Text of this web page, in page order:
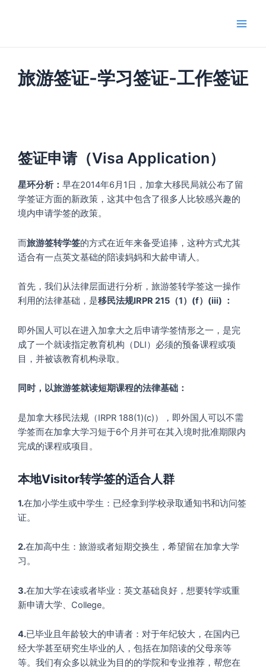
旅游签证-学习签证-工作签证
签证申请（Visa Application）
星环分析： 早在2014年6月1日，加拿大移民局就公布了留
学签证方面的新政策，这其中包含了很多人比较感兴趣的
境内申请学签的政策。
而旅游签转学签的方式在近年来备受追捧，这种方式尤其
适合有一点英文基础的陪读妈妈和大龄申请人。
首先，我们从法律层面进行分析，旅游签转学签这一操作
利用的法律基础，是移民法规IRPR 215（1）(f）(iii) ：
即外国人可以在进入加拿大之后申请学签情形之一，是完
成了一个就读指定教育机构（DLI）必须的预备课程或项
目，并被该教育机构录取。
同时，以旅游签就读短期课程的法律基础：
是加拿大移民法规（IRPR 188(1)(c)），即外国人可以不需
学签而在加拿大学习短于6个月并可在其入境时批准期限内
完成的课程或项目。
本地Visitor转学签的适合人群
1.在加小学生或中学生：已经拿到学校录取通知书和访问签
证。
2.在加高中生：旅游或者短期交换生，希望留在加拿大学
习。
3.在加大学在读或者毕业：英文基础良好，想要转学或重
新申请大学、College。
4.已毕业且年龄较大的申请者：对于年纪较大，在国内已
经大学甚至研究生毕业的人，包括在加陪读的父母亲等
等。我们有众多以就业为目的的学院和专业推荐，帮您在